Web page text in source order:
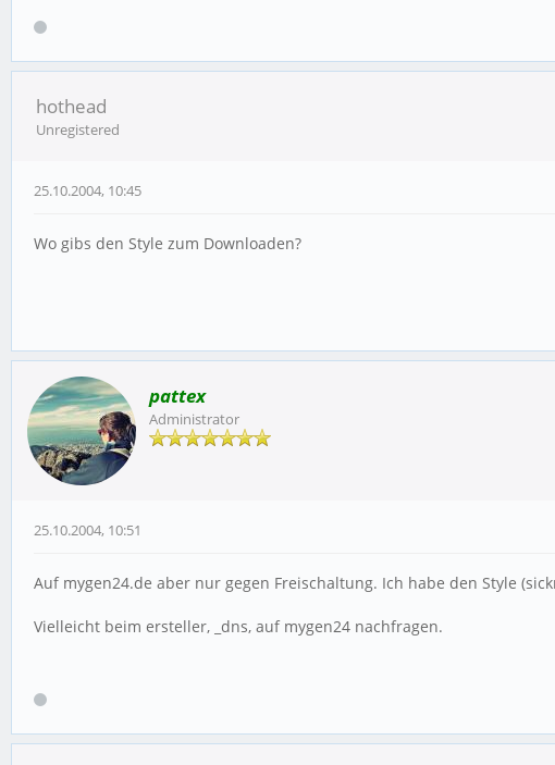
hothead
Unregistered
25.10.2004, 10:45
Wo gibs den Style zum Downloaden?
pattex
Administrator
25.10.2004, 10:51
Auf mygen24.de aber nur gegen Freischaltung. Ich habe den Style
Vielleicht beim ersteller, _dns, auf mygen24 nachfragen.